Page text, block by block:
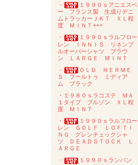
・
１９９０ｓアニエスベ
ー フランス製 生成りデニ
ムトラッカーＪＫＴ ＸＬ程
度 ＭＩＮＴ+++
・
１９９０ｓラルフロー
レン ＩＮＮＩＳ リネンプ
ルオーバーシャツ ブラウ
ン ＬＡＲＧＥ ＭＩＮＴ
・
ＯＬＤ ＨＥＲＭＥ
Ｓ フールトゥ ミディア
ム ブラック
・１９８０ｓラコステ ＭＡ
１タイプ ブルゾン ＸＬ程
度 ＭＩＮＴ
・
１９９０ｓラルフロー
レン ＧＯＬＦ ＬＯＦＴＩ
ＮＧ グレンチェックシャ
ツ ＤＥＡＤＳＴＯＣＫ Ｌ
ＡＲＧＥ
・
１９９０ｓランバン